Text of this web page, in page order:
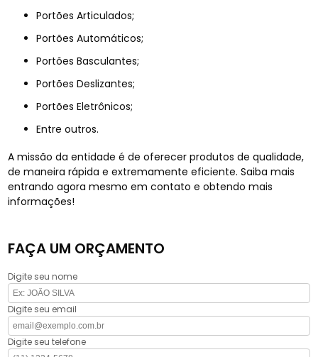
Portões Articulados;
Portões Automáticos;
Portões Basculantes;
Portões Deslizantes;
Portões Eletrônicos;
Entre outros.
A missão da entidade é de oferecer produtos de qualidade,
de maneira rápida e extremamente eficiente. Saiba mais
entrando agora mesmo em contato e obtendo mais
informações!
FAÇA UM ORÇAMENTO
Digite seu nome
Digite seu email
Digite seu telefone